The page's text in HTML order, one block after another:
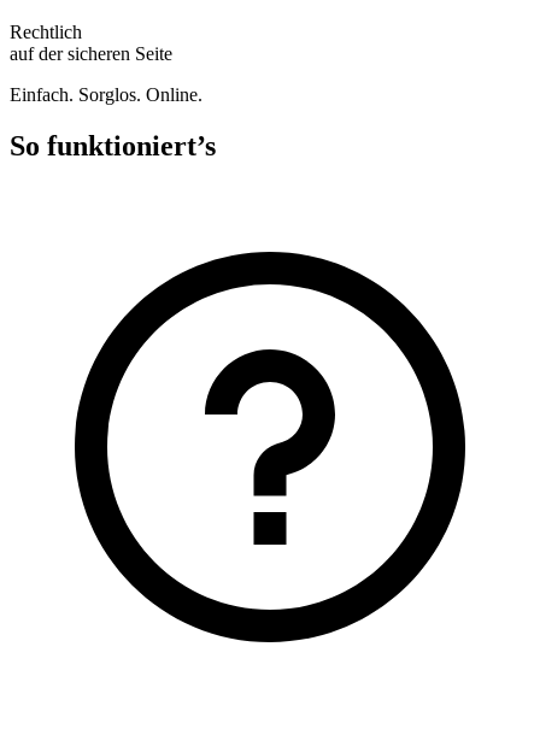
Rechtlich
auf der sicheren Seite
Einfach. Sorglos. Online.
So funktioniert’s